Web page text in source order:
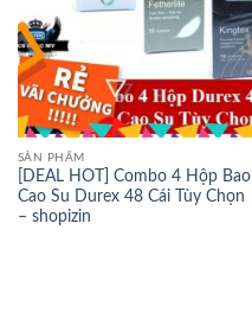
SẢN PHẨM
[DEAL HOT] Combo 4 Hộp Bao
Cao Su Durex 48 Cái Tùy Chọn
– shopizin